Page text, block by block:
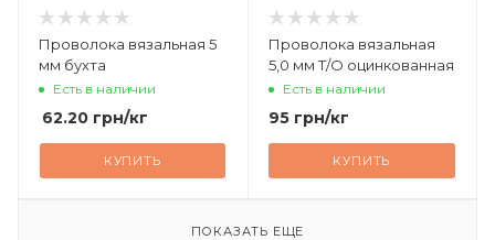
Проволока вязальная 5
мм бухта
Есть в наличии
62.20 грн/кг
КУПИТЬ
Проволока вязальная
5,0 мм Т/О оцинкованная
Есть в наличии
95грн/кг
КУПИТЬ
ПОКАЗАТЬ ЕЩЕ